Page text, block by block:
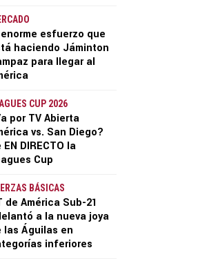
esfuerzo que
haciendo Jáminton
para llegar al
CUP 2026
por TV Abierta
vs. San Diego?
EN DIRECTO la
Cup
BÁSICAS
de América Sub-21
a la nueva joya
las Águilas en
inferiores